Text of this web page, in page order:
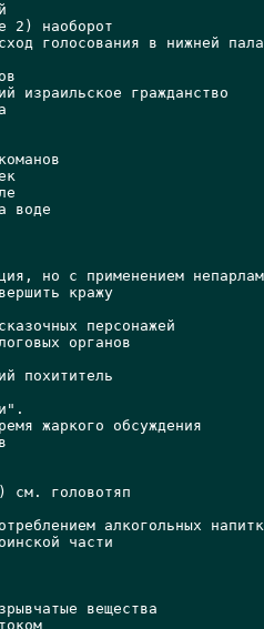
2) наоборот
голосования в нижней
израильское гражданство
воде
но с применением
кражу
персонажей
органов
похититель
жаркого обсуждения
см. головотяп
алкогольных
части
вещества